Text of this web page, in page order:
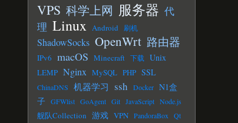
VPS 科学上网 服务器 代
理 Linux Android 刷机
ShadowSocks OpenWrt 路由器
IPv6 macOS Minecraft 下载 Unix
LEMP Nginx MySQL PHP SSL
ChinaDNS 机器学习 ssh Docker N1盒
子 GFWlist GoAgent Git JavaScript Node.js
舰队Collection 游戏 VPN PandoraBox
Qt